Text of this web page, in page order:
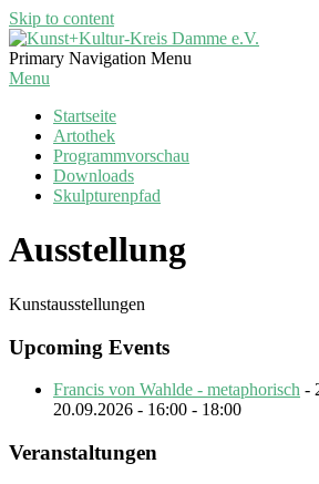
Skip to content
Kunst+Kultur-
Kreis
Primary Navigation Menu
Menu
Startseite
Artothek
Programmvorschau
Downloads
Skulpturenpfad
Ausstellung
Kunstausstellungen
Upcoming Events
Francis von Wahlde - metaphorisch -
20.09.2026 - 16:00 - 18:00
Veranstaltungen